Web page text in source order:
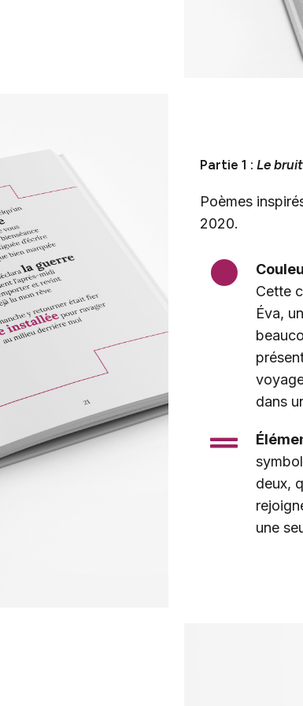
Partie 1 : Le
Poèmes
2020.
Cette
Éva,
dans
deux,
une